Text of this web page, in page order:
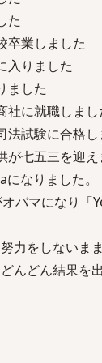
た
業しました
りました
ました
に就職しまし
試験に合格し
七五三を迎え
なりました。
バマになり「
力をしないまま
んどん結果を